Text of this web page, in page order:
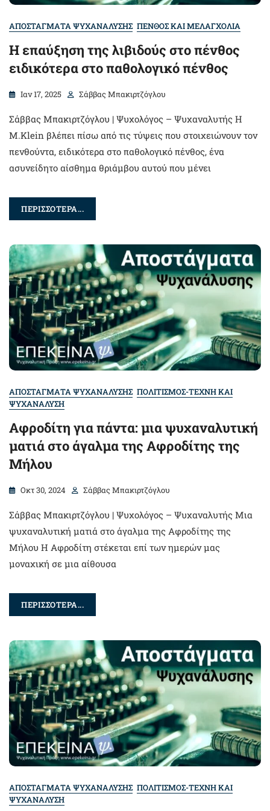
ΑΠΟΣΤΑΓΜΑΤΑ ΨΥΧΑΝΑΛΥΣΗΣ ΠΕΝΘΟΣ ΚΑΙ ΜΕΛΑΓΧΟΛΙΑ
Η επαύξηση της λιβιδούς στο πένθος
ειδικότερα στο παθολογικό πένθος
Ιαν 17, 2025 Σάββας Μπακιρτζόγλου
Σάββας Μπακιρτζόγλου | Ψυχολόγος – Ψυχαναλυτής H
M.Klein βλέπει πίσω από τις τύψεις που στοιχειώνουν τον
πενθούντα, ειδικότερα στο παθολογικό πένθος, ένα
ασυνείδητο αίσθημα θριάμβου αυτού που μένει
ΠΕΡΙΣΣΟΤΕΡΑ...
ΑΠΟΣΤΑΓΜΑΤΑ ΨΥΧΑΝΑΛΥΣΗΣ ΠΟΛΙΤΙΣΜΟΣ-ΤΕΧΝΗ ΚΑΙ
ΨΥΧΑΝΑΛΥΣΗ
Αφροδίτη για πάντα: μια ψυχαναλυτική
ματιά στο άγαλμα της Αφροδίτης της
Μήλου
Οκτ 30, 2024 Σάββας Μπακιρτζόγλου
Σάββας Μπακιρτζόγλου | Ψυχολόγος – Ψυχαναλυτής Μια
ψυχαναλυτική ματιά στο άγαλμα της Αφροδίτης της
Μήλου Η Αφροδίτη στέκεται επί των ημερών μας
μοναχική σε μια αίθουσα
ΠΕΡΙΣΣΟΤΕΡΑ...
ΑΠΟΣΤΑΓΜΑΤΑ ΨΥΧΑΝΑΛΥΣΗΣ ΠΟΛΙΤΙΣΜΟΣ-ΤΕΧΝΗ ΚΑΙ
ΨΥΧΑΝΑΛΥΣΗ